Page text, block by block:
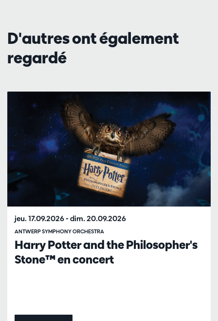
D'autres ont également
regardé
Harry Potter and the Philosopher's
Stone™ en concert
ANTWERP SYMPHONY ORCHESTRA
jeu. 17.09.2026- dim. 20.09.2026